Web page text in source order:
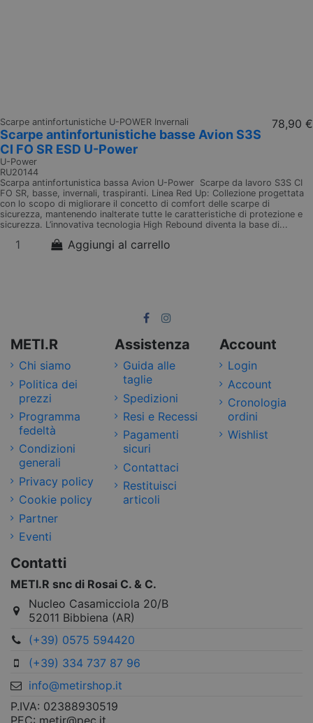
Scarpe antinfortunistiche U-POWER Invernali
Scarpe antinfortunistiche basse Avion S3S
CI FO SR ESD U-Power
U-Power
RU20144
78,90 €
Scarpa antinfortunistica bassa Avion U-Power Scarpe da lavoro S3S CI
FO SR, basse, invernali, traspiranti. Linea Red Up: Collezione progettata
con lo scopo di migliorare il concetto di comfort delle scarpe di
sicurezza, mantenendo inalterate tutte le caratteristiche di protezione e
sicurezza. L’innovativa tecnologia High Rebound diventa la base di...
Aggiungi al carrello
METI.R
Chi siamo
Politica dei
prezzi
Programma
fedeltà
Condizioni
generali
Privacy policy
Cookie policy
Partner
Eventi
Assistenza
Guida alle
taglie
Spedizioni
Resi e Recessi
Pagamenti
sicuri
Contattaci
Restituisci
articoli
Account
Login
Account
Cronologia
ordini
Wishlist
Contatti
METI.R snc di Rosai C. & C.
Nucleo Casamicciola 20/B
52011 Bibbiena (AR)
(+39) 0575 594420
(+39) 334 737 87 96
info@metirshop.it
P.IVA: 02388930519